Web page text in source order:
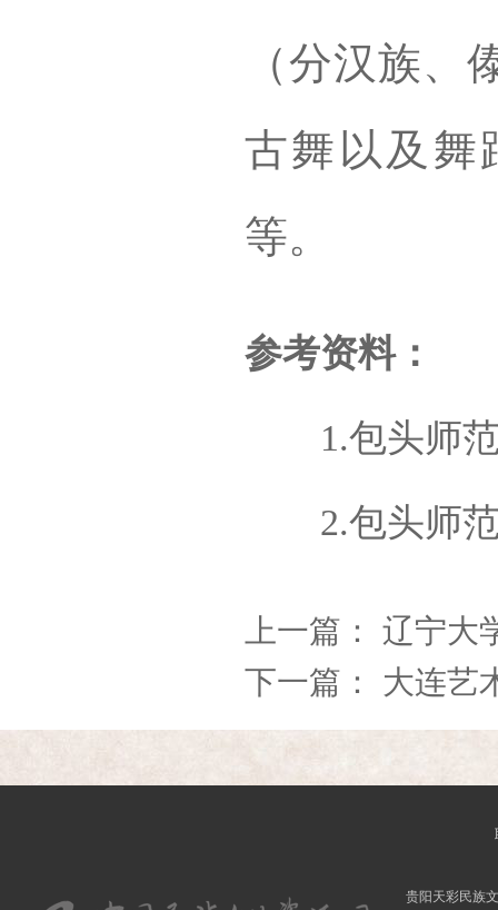
（分汉族
古舞以及舞
等。
参考资料：
1.包头师范
2.包头师范
上一篇： 辽宁大
下一篇： 大连艺
贵阳天彩民族